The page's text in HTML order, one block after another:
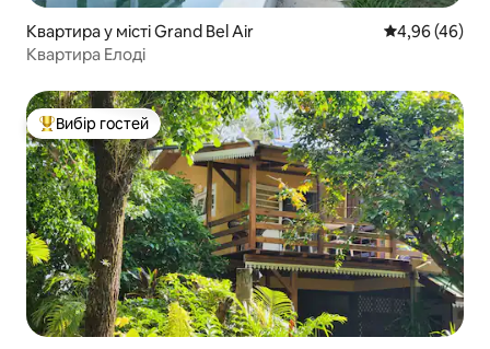
Квартира у місті Grand Bel Air Середня
4,96 (46)
Квартира Елоді
Топ вибір гостей
Вибір гостей